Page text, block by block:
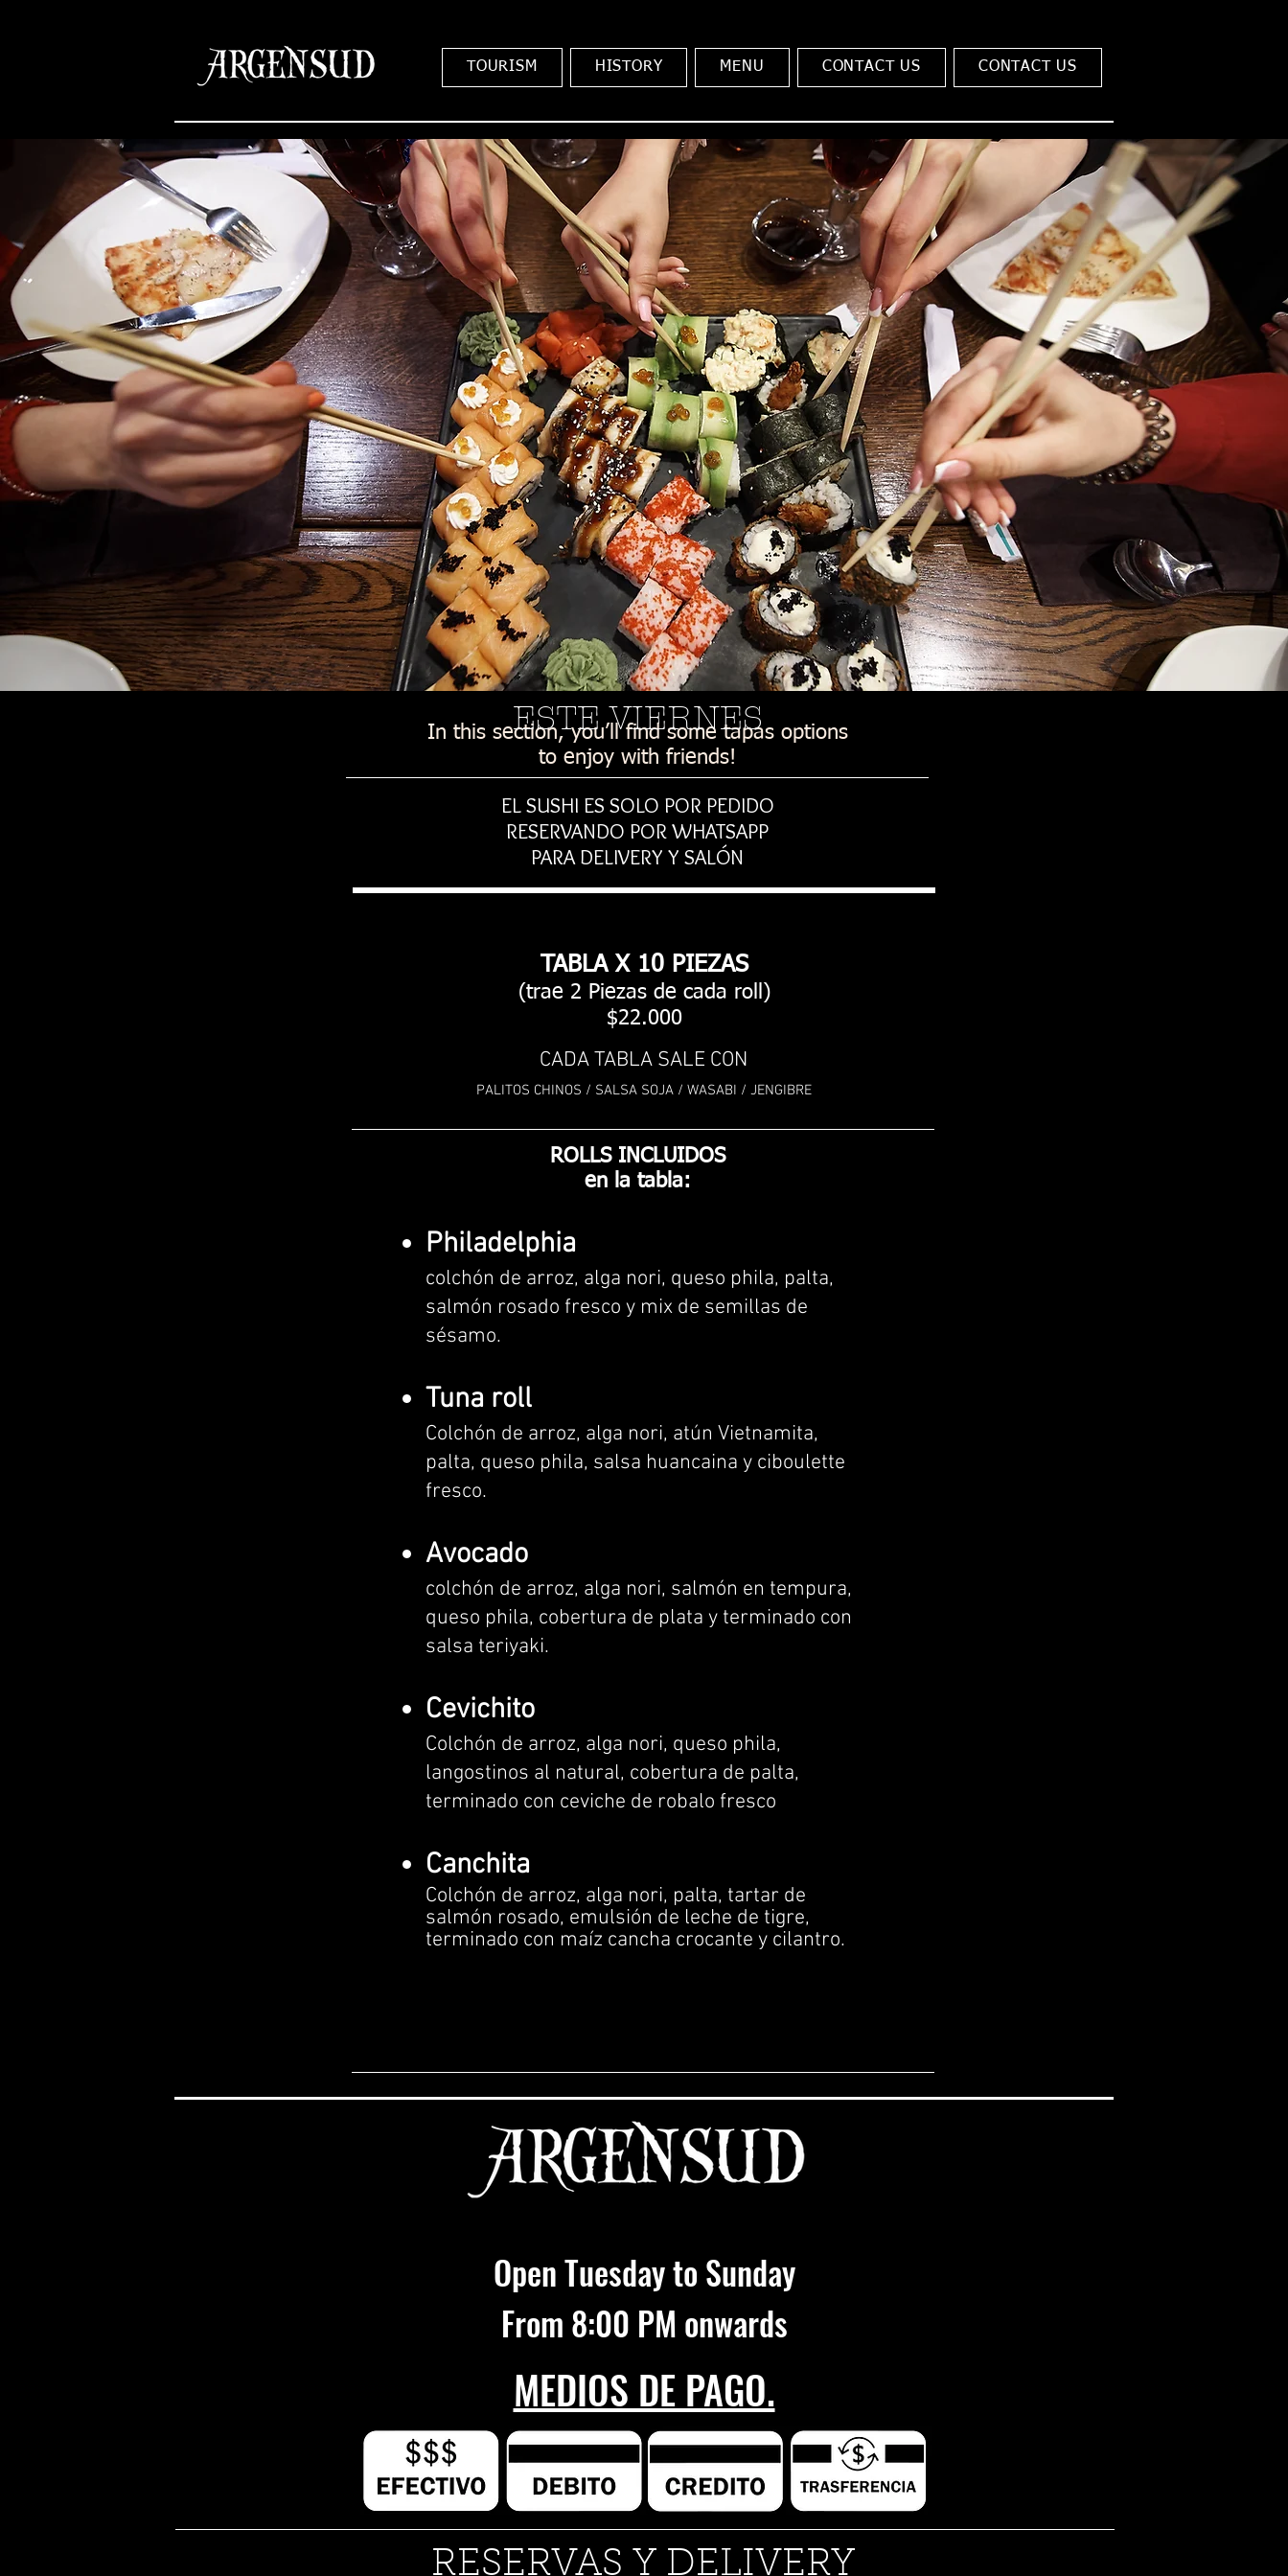
TOURISM HISTORY MENU CONTACT US CONTACT US
In this section, you’ll find some tapas options
to enjoy with friends!
ESTE VIERNES
EL SUSHI ES SOLO POR PEDIDO
RESERVANDO POR WHATSAPP
PARA DELIVERY Y SALÓN
TABLA X 10 PIEZAS
(trae 2 Piezas de cada roll)
$22.000
CADA TABLA SALE CON
PALITOS CHINOS / SALSA SOJA / WASABI / JENGIBRE
ROLLS INCLUIDOS
en la tabla:
Philadelphia
colchón de arroz, alga nori, queso phila, palta,
salmón rosado fresco y mix de semillas de
sésamo.
Tuna roll
Colchón de arroz, alga nori, atún Vietnamita,
palta, queso phila, salsa huancaina y ciboulette
fresco.
Avocado
colchón de arroz, alga nori, salmón en tempura,
queso phila, cobertura de plata y terminado con
salsa teriyaki.
Cevichito
Colchón de arroz, alga nori, queso phila,
langostinos al natural, cobertura de palta,
terminado con ceviche de robalo fresco
Canchita
Colchón de arroz, alga nori, palta, tartar de
salmón rosado, emulsión de leche de tigre,
terminado con maíz cancha crocante y cilantro.
Open Tuesday to Sunday
From 8:00 PM onwards
MEDIOS DE PAGO.
RESERVAS Y DELIVERY